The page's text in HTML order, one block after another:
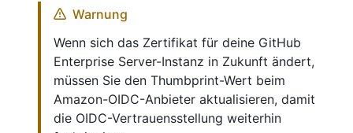
Warnung
Wenn sich das Zertifikat für deine GitHub
Enterprise Server-Instanz in Zukunft ändert,
müssen Sie den Thumbprint-Wert beim
Amazon-OIDC-Anbieter aktualisieren, damit
die OIDC-Vertrauensstellung weiterhin